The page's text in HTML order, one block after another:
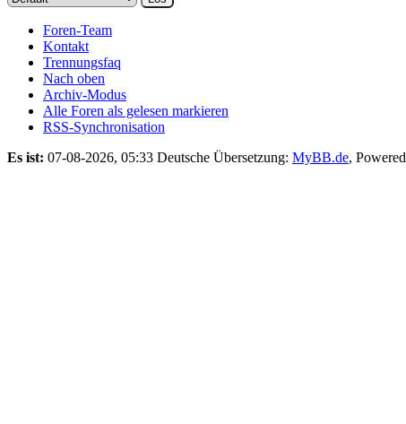
Foren-Team
Kontakt
Trennungsfaq
Nach oben
Archiv-Modus
Alle Foren als gelesen markieren
RSS-Synchronisation
Es ist: 07-08-2026, 05:33 Deutsche Übersetzung: MyBB.de,